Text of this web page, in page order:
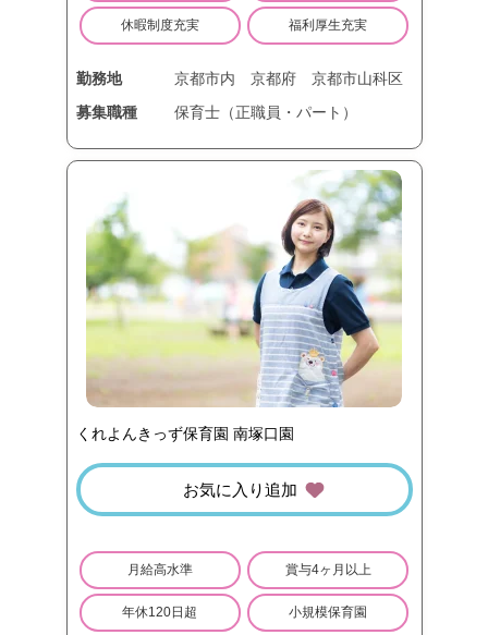
休暇制度充実 福利厚生充実
勤務地 京都市内 京都府
京都市山科区
募集職種
保育士（正職員・パート）
くれよんきっず保育園 南塚口園
お気に入り追加
月給高水準 賞与4ヶ月以上
年休120日超 小規模保育園